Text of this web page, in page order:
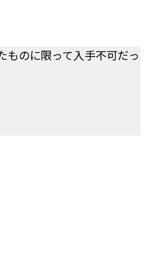
ものに限って入手不可だっ